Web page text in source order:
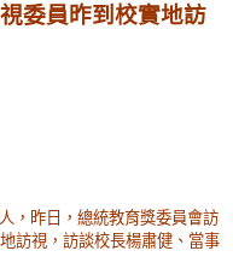
委員昨到校實地訪
，昨日，總統教育獎委員會訪
訪視，訪談校長楊肅健、當事